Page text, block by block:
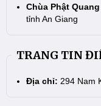
Chùa Phật
tỉnh An Giang
TRANG TIN
Địa chỉ: 294 Nam